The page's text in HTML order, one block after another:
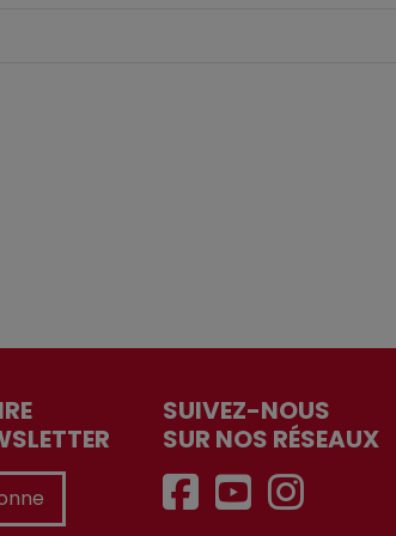
SUIVEZ-NOUS
SUR NOS RÉSEAUX